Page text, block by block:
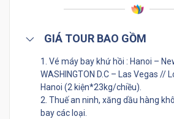
GIÁ TOUR BAO GỒM
1. Vé máy bay khứ hồi : Hanoi –
WASHINGTON D.C – Las Vegas //
Hanoi (2 kiện*23kg/chiều).
2. Thuế an ninh, xăng dầu hàng
bay các loại.